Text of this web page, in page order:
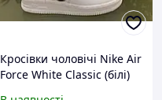
Кросівки чоловічі Nike Air
Force White Classic (білі)